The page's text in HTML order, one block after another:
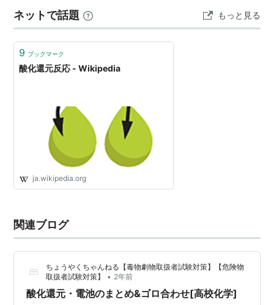
ら：とりあえず思いつくものを７個ずつ挙げてみたわ
よ。 ＜島根県＞ 宍道湖のシジミ 松江城…
ネットで話題 もっと見る
9 ブックマーク
酸化還元反応 - Wikipedia
ja.wikipedia.org
関連ブログ
ちょうやくちゃんねる【毒物劇物取扱者試験対策】【危険物
取扱者試験対策】
• 2年前
酸化還元・電池のまとめ&ゴロ合わせ[高校化学]